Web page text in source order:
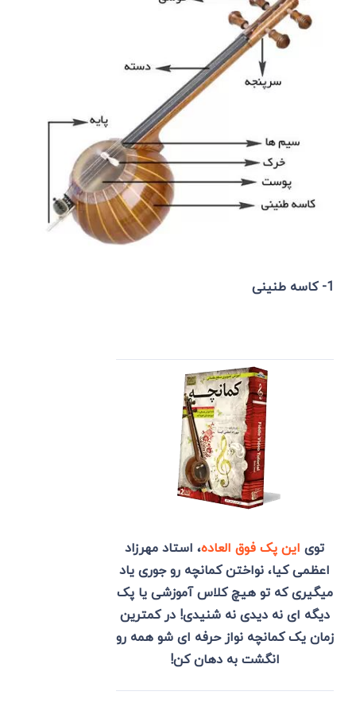
1- کاسه طنینی
توی این پک فوق العاده، استاد مهرزاد
اعظمی کیا، نواختن کمانچه رو جوری یاد
میگیری که تو هیچ کلاس آموزشی یا پک
دیگه ای نه دیدی نه شنیدی! در کمترین
زمان یک کمانچه نواز حرفه ای شو همه رو
انگشت به دهان کن!